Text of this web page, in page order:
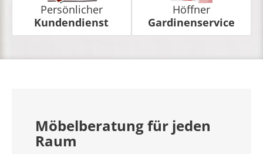
Persönlicher
Kundendienst
Höffner
Gardinenservice
Möbelberatung für jeden
Raum